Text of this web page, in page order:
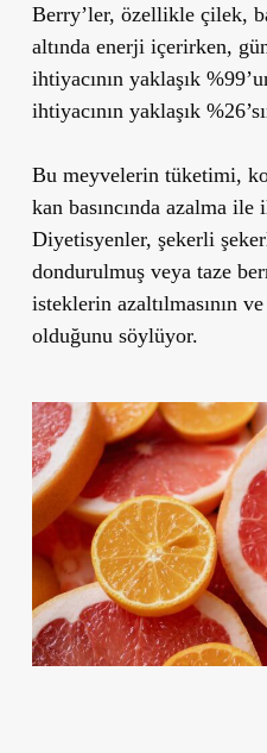
Berry’ler, özellikle çilek,
altında enerji içerirken,
ihtiyacının yaklaşık
ihtiyacının yaklaşık
Bu meyvelerin tüketimi,
kan basıncında azalma ile
Diyetisyenler, şekerli
dondurulmuş veya taze
isteklerin azaltılmasının
olduğunu söylüyor.